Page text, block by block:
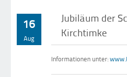
16
Aug
Jubiläum der
Kirchtimke
Informationen unter: